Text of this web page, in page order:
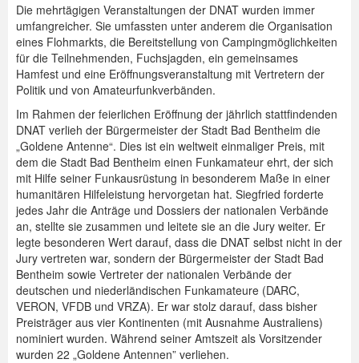
Die mehrtägigen Veranstaltungen der DNAT wurden immer
umfangreicher. Sie umfassten unter anderem die Organisation
eines Flohmarkts, die Bereitstellung von Campingmöglichkeiten
für die Teilnehmenden, Fuchsjagden, ein gemeinsames
Hamfest und eine Eröffnungsveranstaltung mit Vertretern der
Politik und von Amateurfunkverbänden.
Im Rahmen der feierlichen Eröffnung der jährlich stattfindenden
DNAT verlieh der Bürgermeister der Stadt Bad Bentheim die
„Goldene Antenne“. Dies ist ein weltweit einmaliger Preis, mit
dem die Stadt Bad Bentheim einen Funkamateur ehrt, der sich
mit Hilfe seiner Funkausrüstung in besonderem Maße in einer
humanitären Hilfeleistung hervorgetan hat. Siegfried forderte
jedes Jahr die Anträge und Dossiers der nationalen Verbände
an, stellte sie zusammen und leitete sie an die Jury weiter. Er
legte besonderen Wert darauf, dass die DNAT selbst nicht in der
Jury vertreten war, sondern der Bürgermeister der Stadt Bad
Bentheim sowie Vertreter der nationalen Verbände der
deutschen und niederländischen Funkamateure (DARC,
VERON, VFDB und VRZA). Er war stolz darauf, dass bisher
Preisträger aus vier Kontinenten (mit Ausnahme Australiens)
nominiert wurden. Während seiner Amtszeit als Vorsitzender
wurden 22 „Goldene Antennen” verliehen.